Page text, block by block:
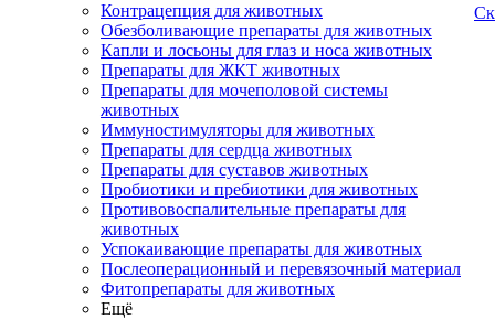
Контрацепция для животных
Обезболивающие препараты для животных
Капли и лосьоны для глаз и носа животных
Препараты для ЖКТ животных
Препараты для мочеполовой системы
животных
Иммуностимуляторы для животных
Препараты для сердца животных
Препараты для суставов животных
Пробиотики и пребиотики для животных
Противовоспалительные препараты для
животных
Успокаивающие препараты для животных
Послеоперационный и перевязочный материал
Фитопрепараты для животных
Ещё